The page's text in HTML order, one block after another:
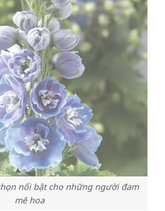
nổi bật cho những người đam
mê hoa